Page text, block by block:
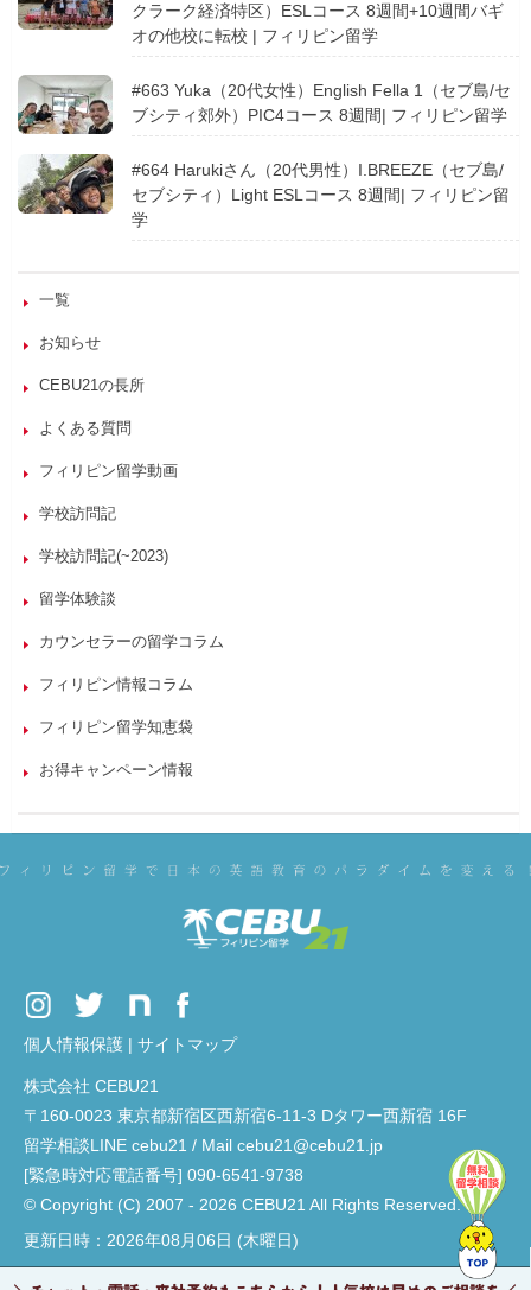
クラーク経済特区）ESLコース 8週間+10週間バギ
オの他校に転校 | フィリピン留学
#663 Yuka（20代女性）English Fella 1（セブ島/セ
ブシティ郊外）PIC4コース 8週間| フィリピン留学
#664 Harukiさん（20代男性）I.BREEZE（セブ島/
セブシティ）Light ESLコース 8週間| フィリピン留
学
一覧
お知らせ
CEBU21の長所
よくある質問
フィリピン留学動画
学校訪問記
学校訪問記(~2023)
留学体験談
カウンセラーの留学コラム
フィリピン情報コラム
フィリピン留学知恵袋
お得キャンペーン情報
個人情報保護 | サイトマップ
株式会社 CEBU21
〒160-0023 東京都新宿区西新宿6-11-3 Dタワー西新宿 16F
留学相談LINE cebu21 / Mail cebu21@cebu21.jp
[緊急時対応電話番号] 090-6541-9738
© Copyright (C) 2007 - 2026 CEBU21 All Rights Reserved.
更新日時：2026年08月06日 (木曜日)